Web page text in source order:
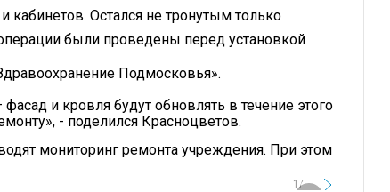
Остался не тронутым только
были проведены перед установкой
Подмосковья».
и кровля будут обновлять в течение этого
- поделился Красноцветов.
мониторинг ремонта учреждения. При этом
1/2